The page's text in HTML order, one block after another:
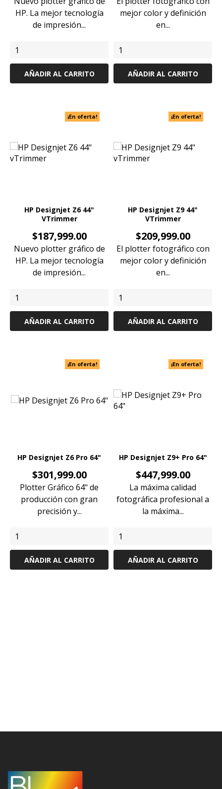
HP. La mejor tecnología
de impresión...
AÑADIR AL CARRITO
mejor color y definición
en...
AÑADIR AL CARRITO
HP Designjet Z6 44"
VTrimmer
Precio
$187,999.00
Nuevo plotter gráfico de
HP. La mejor tecnología
de impresión...
AÑADIR AL CARRITO
¡En oferta!
HP Designjet Z9 44"
VTrimmer
Precio
$209,999.00
El plotter fotográfico con
mejor color y definición
en...
AÑADIR AL CARRITO
¡En oferta!
HP Designjet Z6 Pro 64"
Precio
$301,999.00
Plotter Gráfico 64" de
producción con gran
precisión y...
AÑADIR AL CARRITO
¡En oferta!
HP Designjet Z9+ Pro 64"
Precio
$447,999.00
La máxima calidad
fotográfica profesional a
la máxima...
AÑADIR AL CARRITO
¡En oferta!